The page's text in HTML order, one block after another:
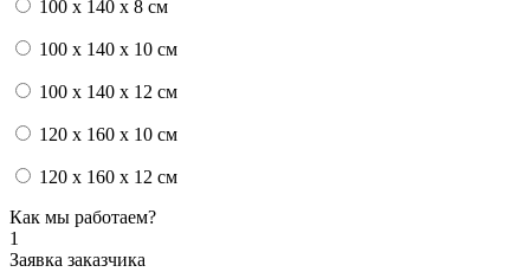
100 x 140 x 8 см
100 x 140 x 10 см
100 x 140 x 12 см
120 x 160 x 10 см
120 x 160 x 12 см
Как мы работаем?
1
Заявка заказчика